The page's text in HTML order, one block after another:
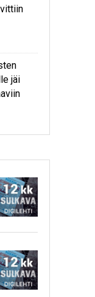
jäi